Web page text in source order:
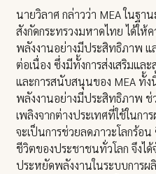
นายวิลาศ กล่าวว่า MEA ในฐา
สังกัดกระทรวงมหาดไทย ได้ให้
พลังงานอย่างมีประสิทธิภาพ แ
ต่อเนื่อง ซึ่งมีทั้งการส่งเสริมแ
และการสนับสนุนของ MEA ทั้
พลังงานอย่างมีประสิทธิภาพ ช่
เพลิงจากต่างประเทศที่ใช้ในก
จะเป็นการช่วยลดภาวะโลกร้อ
ชีวิตของประชาชนทั่วโลก จึงได้
ประหยัดพลังงานในระบบการ